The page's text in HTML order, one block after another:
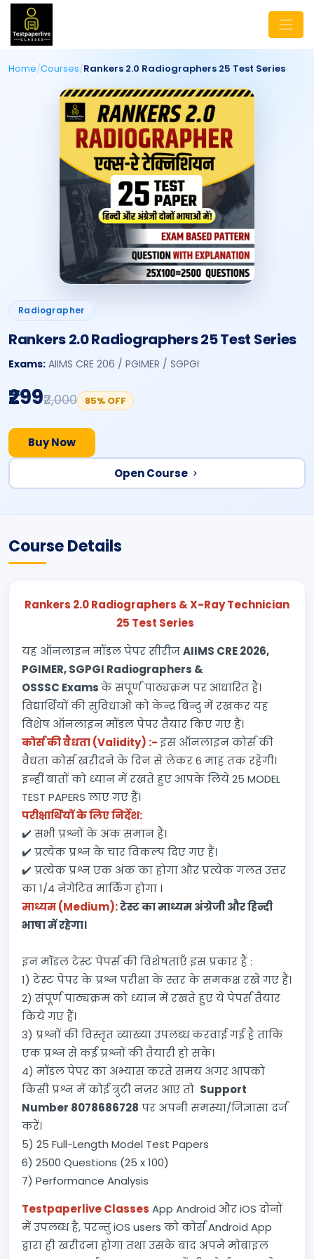
Home/Courses/Rankers 2.0 Radiographers 25 Test Series
Radiographer
Rankers 2.0 Radiographers 25 Test Series
Exams: AIIMS CRE 206 / PGIMER / SGPGI
₹299₹2,000 85% OFF
Buy Now
Open Course
Course Details
Rankers 2.0 Radiographers & X-Ray Technician
25 Test Series
यह ऑनलाइन मॉडल पेपर सीरीजAIIMS CRE 2026,
PGIMER, SGPGI Radiographers &
OSSSC Examsके संपूर्ण पाठ्यक्रम पर आधारित है।
विद्यार्थियों की सुविधाओं को केन्द्र बिन्दु में रखकर यह
विशेष ऑनलाइन मॉडल पेपर तैयार किए गए हैं।
कोर्स की वैधता (Validity) :-इस ऑनलाइन कोर्स की
वैधता कोर्स खरीदने के दिन से लेकर 6 माह तक रहेगी।
इन्हीं बातों को ध्यान में रखते हुए आपके लिये 25 MODEL
TEST PAPERS लाए गए हैं।
परीक्षार्थियों के लिए निर्देश:
✔️ सभी प्रश्नों के अंक समान हैं।
✔️ प्रत्येक प्रश्न के चार विकल्प दिए गए हैं।
✔️ प्रत्येक प्रश्न एक अंक का होगा और प्रत्येक गलत उत्तर
का 1/4 नेगेटिव मार्किंग होगा ।
माध्यम (Medium):टेस्ट का माध्यम अंग्रेजी और हिन्दी
भाषा में रहेगा।
इन मॉडल टेस्ट पेपर्स की विशेषताएँ इस प्रकार हैं :
1) टेस्ट पेपर के प्रश्न परीक्षा के स्तर के समकक्ष रखे गए हैं।
2) संपूर्ण पाठ्यक्रम को ध्यान में रखते हुए ये पेपर्स तैयार
किये गए हैं।
3) प्रश्नों की विस्तृत व्याख्या उपलब्ध करवाई गई है ताकि
एक प्रश्न से कई प्रश्नों की तैयारी हो सके।
4) मॉडल पेपर का अभ्यास करते समय अगर आपको
किसी प्रश्न में कोई त्रुटी नज़र आए तो Support
Number 8078686728 पर अपनी समस्या/जिज्ञासा दर्ज
करें।
5) 25 Full-Length Model Test Papers
6) 2500 Questions (25 x 100)
7) Performance Analysis
Testpaperlive Classes App Android और iOS दोनों
में उपलब्ध है, परन्तु iOS users को कोर्स Android App
द्वारा ही खरीदना होगा तथा उसके बाद अपने मोबाइल